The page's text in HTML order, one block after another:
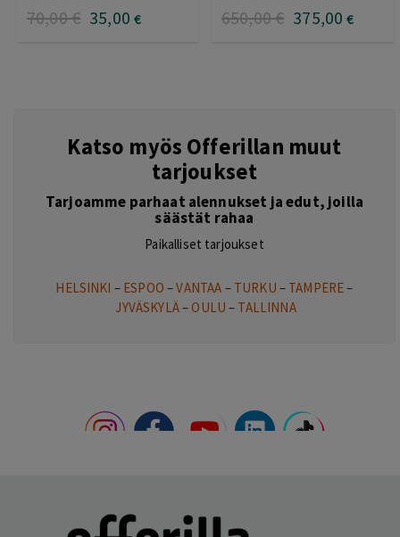
70,00€ 35,00 € 650,00€ 375,00 €
Katso myös Offerillan muut
tarjoukset
Tarjoamme parhaat alennukset ja edut, joilla
säästät rahaa
Paikalliset tarjoukset
HELSINKI – ESPOO –VANTAA – TURKU – TAMPERE–
JYVÄSKYLÄ–OULU – TALLINNA